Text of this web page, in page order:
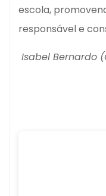
escola,
responsável e
Isabel Bernardo